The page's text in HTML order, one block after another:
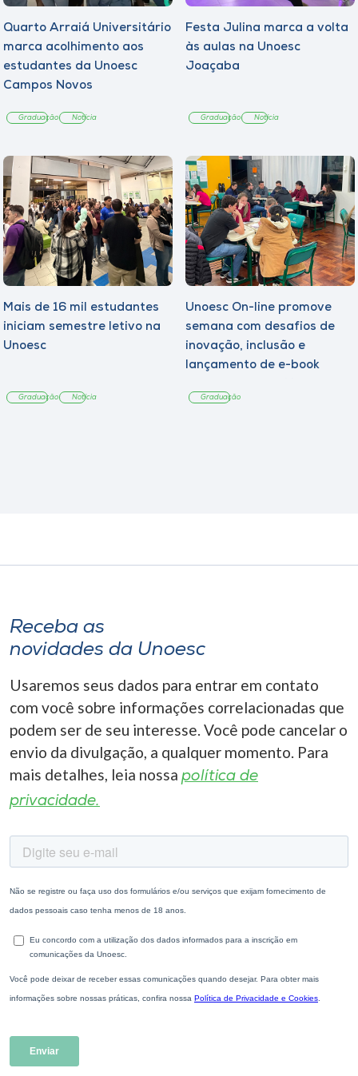
Quarto Arraiá Universitário
marca acolhimento aos
estudantes da Unoesc
Campos Novos
Graduação Notícia
Festa Julina marca a volta
às aulas na Unoesc
Joaçaba
Graduação Notícia
Mais de 16 mil estudantes
iniciam semestre letivo na
Unoesc
Graduação Notícia
Unoesc On-line promove
semana com desafios de
inovação, inclusão e
lançamento de e-book
Graduação
Receba as
novidades da Unoesc
Usaremos seus dados para entrar em contato
com você sobre informações correlacionadas que
podem ser de seu interesse. Você pode cancelar o
envio da divulgação, a qualquer momento. Para
mais detalhes, leia nossa política de
privacidade.